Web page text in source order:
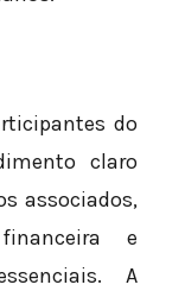
do
claro
associados,
e
A